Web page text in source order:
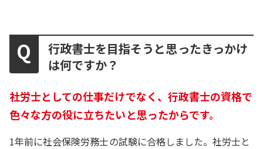
行政書士を目指そうと思ったきっかけ
は何ですか？
社労士としての仕事だけでなく、行政書士の資格で
色々な方の役に立ちたいと思ったからです。
1年前に社会保険労務士の試験に合格しました。社労士と